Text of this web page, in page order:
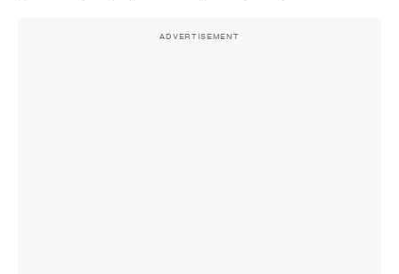
ADVERTISEMENT